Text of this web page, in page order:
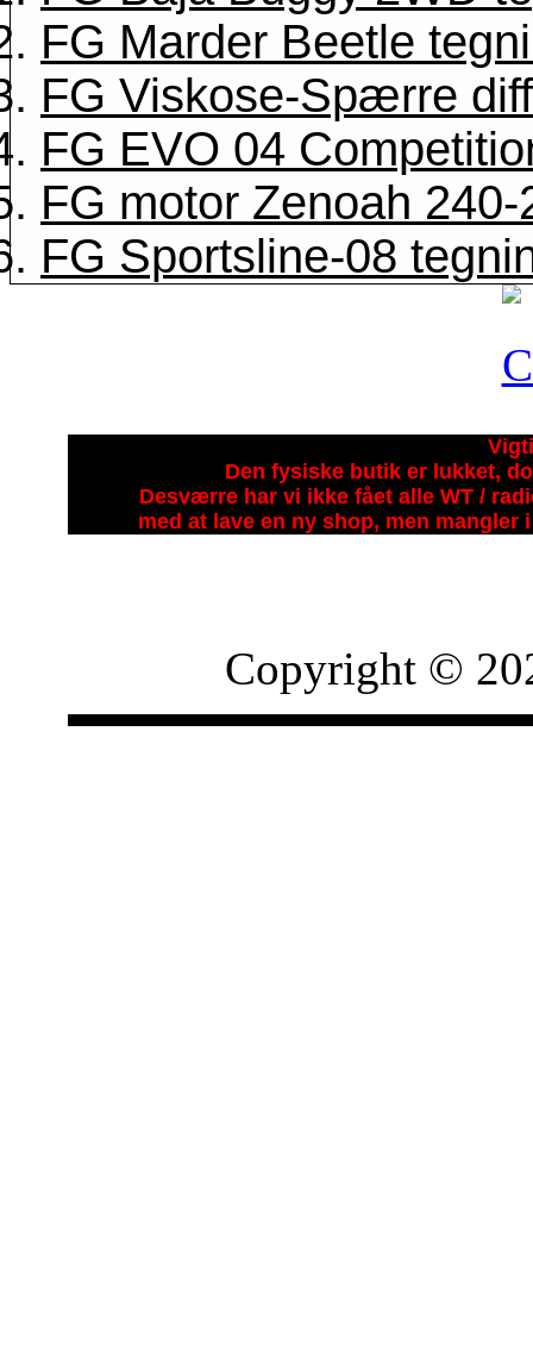
FG Marder Beetle
FG Viskose-Spærre
FG EVO 04
FG motor Zenoah
FG Sportsline-08
Den fysiske butik er lukket,
Desværre har vi ikke fået alle WT /
med at lave en ny shop, men mangler
Copyright ©